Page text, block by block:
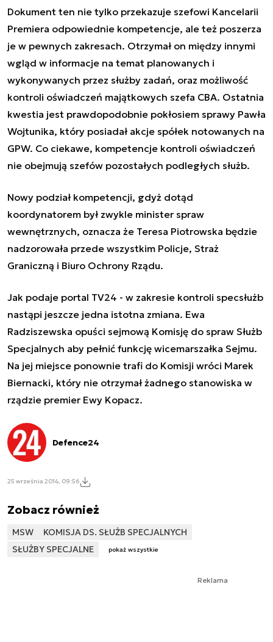
Dokument ten nie tylko przekazuje szefowi Kancelarii
Premiera odpowiednie kompetencje, ale też poszerza
je w pewnych zakresach. Otrzymał on między innymi
wgląd w informacje na temat planowanych i
wykonywanych przez służby zadań, oraz możliwość
kontroli oświadczeń majątkowych szefa CBA. Ostatnia
kwestia jest prawdopodobnie pokłosiem sprawy Pawła
Wojtunika, który posiadał akcje spółek notowanych na
GPW. Co ciekawe, kompetencje kontroli oświadczeń
nie obejmują szefów pozostałych podległych służb.
Nowy podział kompetencji, gdyż dotąd
koordynatorem był zwykle minister spraw
wewnętrznych, oznacza że Teresa Piotrowska będzie
nadzorowała przede wszystkim Policje, Straż
Graniczną i Biuro Ochrony Rządu.
Jak podaje portal TV24 - w zakresie kontroli specsłużb
nastąpi jeszcze jedna istotna zmiana. Ewa
Radziszewska opuści sejmową Komisję do spraw Służb
Specjalnych aby pełnić funkcję wicemarszałka Sejmu.
Na jej miejsce ponownie trafi do Komisji wróci Marek
Biernacki, który nie otrzymał żadnego stanowiska w
rządzie premier Ewy Kopacz.
Defence24
25 września 2014, 09:56
Zobacz również
MSW
KOMISJA DS. SŁUŻB SPECJALNYCH
SŁUŻBY SPECJALNE
pokaż wszystkie
Reklama